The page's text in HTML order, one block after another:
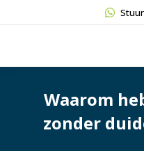
Waarom
zonder